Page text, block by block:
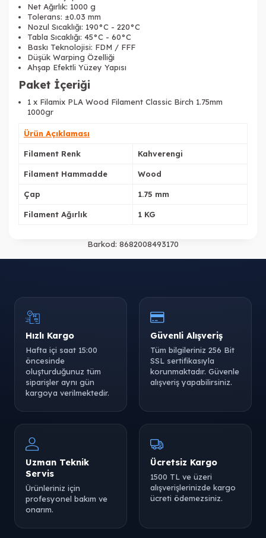
Net Ağırlık: 1000 g
Tolerans: ±0.03 mm
Nozul Sıcaklığı: 190°C - 220°C
Tabla Sıcaklığı: 45°C - 60°C
Baskı Teknolojisi: FDM / FFF
Düşük Warping Özelliği
Ahşap Efektli Yüzey Yapısı
Paket İçeriği
1 x Filamix PLA Wood Filament Classic Birch 1.75mm
1000gr
Ürün Açıklaması
Filament Renk Kahverengi
Filament Hammadde Wood
Çap 1.75 mm
Filament Ağırlık 1 KG
Barkod: 8682008493170
Hızlı Kargo
Hafta içi saat 15:00
öncesinde
oluşturduğunuz tüm
siparişler aynı gün
kargoya verilmektedir.
Güvenli Alışveriş
Tüm bilgileriniz 256 Bit
SSL sertifikasıyla
korunmaktadır. Güvenle
alışveriş yapabilirsiniz.
Uzman Teknik
Servis
Ürünleriniz için
profesyonel bakım ve
onarım.
Ücretsiz Kargo
1500 TL ve üzeri
alışverişlerinizde kargo
ücreti ödemezsiniz.